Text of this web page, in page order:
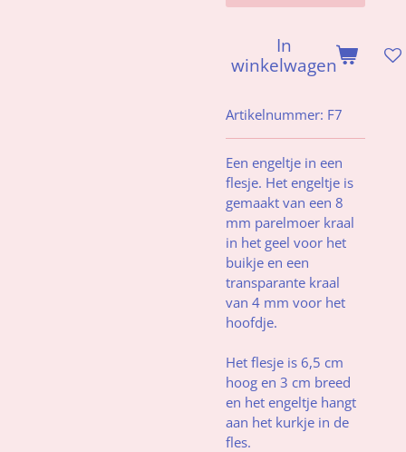
In
winkelwagen
Artikelnummer: F7
Een engeltje in een
flesje. Het engeltje is
gemaakt van een 8
mm parelmoer kraal
in het geel voor het
buikje en een
transparante kraal
van 4 mm voor het
hoofdje.
Het flesje is 6,5 cm
hoog en 3 cm breed
en het engeltje hangt
aan het kurkje in de
fles.